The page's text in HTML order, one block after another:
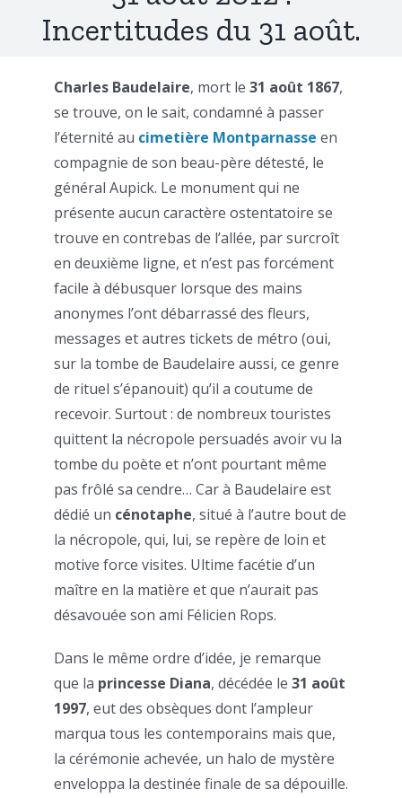
Incertitudes du 31 août.
Charles Baudelaire, mort le 31 août 1867,
se trouve, on le sait, condamné à passer
l’éternité au cimetière Montparnasse en
compagnie de son beau-père détesté, le
général Aupick. Le monument qui ne
présente aucun caractère ostentatoire se
trouve en contrebas de l’allée, par surcroît
en deuxième ligne, et n’est pas forcément
facile à débusquer lorsque des mains
anonymes l’ont débarrassé des fleurs,
messages et autres tickets de métro (oui,
sur la tombe de Baudelaire aussi, ce genre
de rituel s’épanouit) qu’il a coutume de
recevoir. Surtout : de nombreux touristes
quittent la nécropole persuadés avoir vu la
tombe du poète et n’ont pourtant même
pas frôlé sa cendre… Car à Baudelaire est
dédié un cénotaphe, situé à l’autre bout de
la nécropole, qui, lui, se repère de loin et
motive force visites. Ultime facétie d’un
maître en la matière et que n’aurait pas
désavouée son ami Félicien Rops.
Dans le même ordre d’idée, je remarque
que la princesse Diana, décédée le 31 août
1997, eut des obsèques dont l’ampleur
marqua tous les contemporains mais que,
la cérémonie achevée, un halo de mystère
enveloppa la destinée finale de sa dépouille.